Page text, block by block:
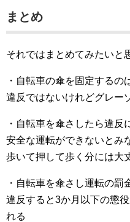
まとめ
それではまとめてみたいと
・自転車の傘を固定するの
違反ではないけれどグレー
・自転車を傘さしたら違反
安全な運転ができないとみ
歩いて押して歩く分には大
・自転車を傘さし運転の罰
違反すると3か月以下の懲
れる